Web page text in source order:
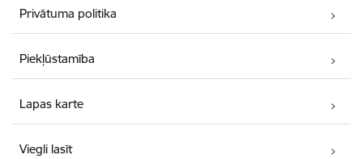
Privātuma politika
Piekļūstamība
Lapas karte
Viegli lasīt